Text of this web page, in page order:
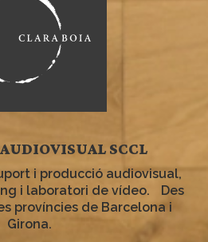
SCCL
i producció audiovisual,
i laboratori de vídeo. Des
províncies de Barcelona i
Girona.